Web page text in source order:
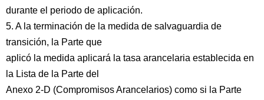
durante el periodo de aplicación.
5. A la terminación de la medida de salvaguardia de
transición, la Parte que
aplicó la medida aplicará la tasa arancelaria establecida en
la Lista de la Parte del
Anexo 2-D (Compromisos Arancelarios) como si la Parte